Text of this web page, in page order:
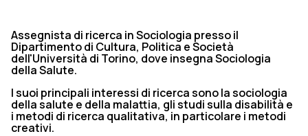
Assegnista di ricerca in Sociologia presso il
Dipartimento di Cultura, Politica e Società
dell'Università di Torino, dove insegna Sociologia
della Salute.
I suoi principali interessi di ricerca sono la sociologia
della salute e della malattia, gli studi sulla disabilità e
i metodi di ricerca qualitativa, in particolare i metodi
creativi.